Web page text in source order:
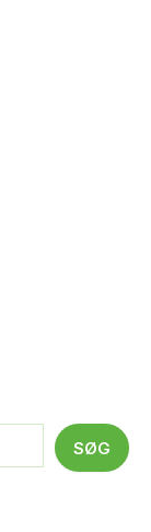
SØG